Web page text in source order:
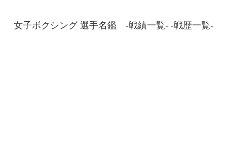
女子ボクシング 選手名鑑 -戦績一覧- -戦歴一覧-